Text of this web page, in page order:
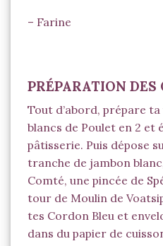
– Farine
PRÉPARATION DES
Tout d’abord, prépare
blancs de Poulet en 2 et
pâtisserie. Puis dépose
tranche de jambon
Comté, une pincée de
tour de Moulin de
tes Cordon Bleu et
dans du papier de